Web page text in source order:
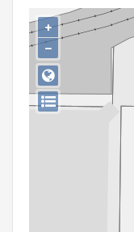
Downloads
Hergebruik
Aanmelden
+
−